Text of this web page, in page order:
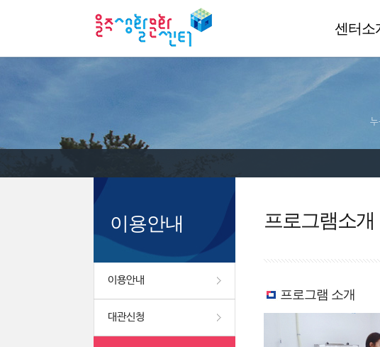
센터소
이용안내
이용안내
대관신청
프로그램소개
프로그램 소개